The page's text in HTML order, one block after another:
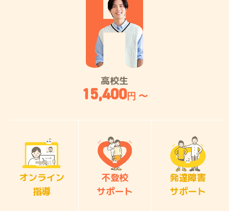
高校生
15,400円 〜
オンライン
指導
不登校
サポート
発達障害
サポート